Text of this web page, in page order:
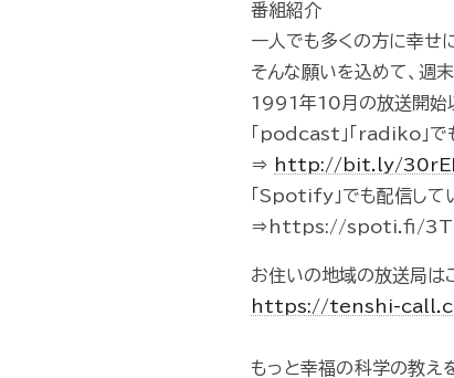
番組紹介
一人でも多くの方に幸せ
そんな願いを込めて、週
1991年10月の放送開始以
「podcast」「radiko」
⇒
http://bit.ly/
「Spotify」でも配信して
⇒https://spoti.fi/
お住いの地域の放送局
https://tenshi-
もっと幸福の科学の教え